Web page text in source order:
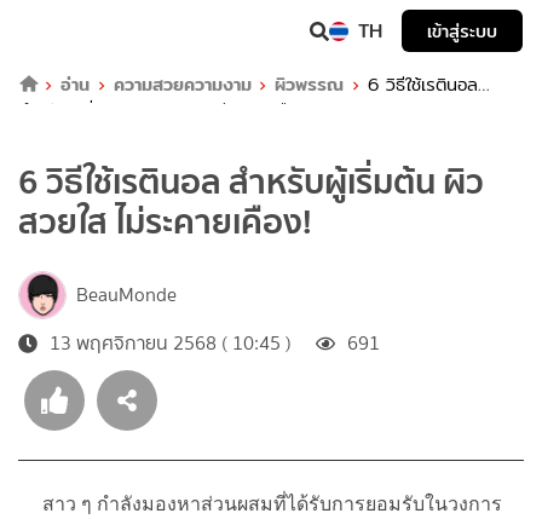
TH
เข้าสู่ระบบ
อ่าน
ความสวยความงาม ผิวพรรณ
6 วิธีใช้เรตินอล
สำหรับผู้เริ่มต้น ผิวสวยใส ไม่ระคายเคือง!
6 วิธีใช้เรตินอล สำหรับผู้เริ่มต้น ผิว
สวยใส ไม่ระคายเคือง!
BeauMonde
13 พฤศจิกายน 2568 ( 10:45 )
691
สาว ๆ กำลังมองหาส่วนผสมที่ได้รับการยอมรับในวงการ